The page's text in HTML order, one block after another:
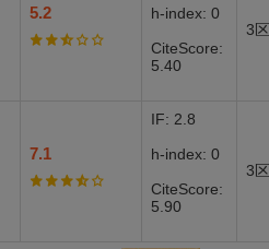
5.2
h-index: 0
CiteScore:
5.40
3区
7.1
IF: 2.8
h-index: 0
CiteScore:
5.90
3区